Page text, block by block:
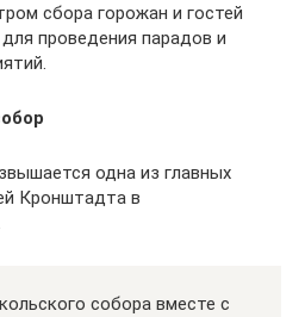
сбора горожан и гостей
проведения парадов и
одна из главных
Кронштадта в
собора вместе с